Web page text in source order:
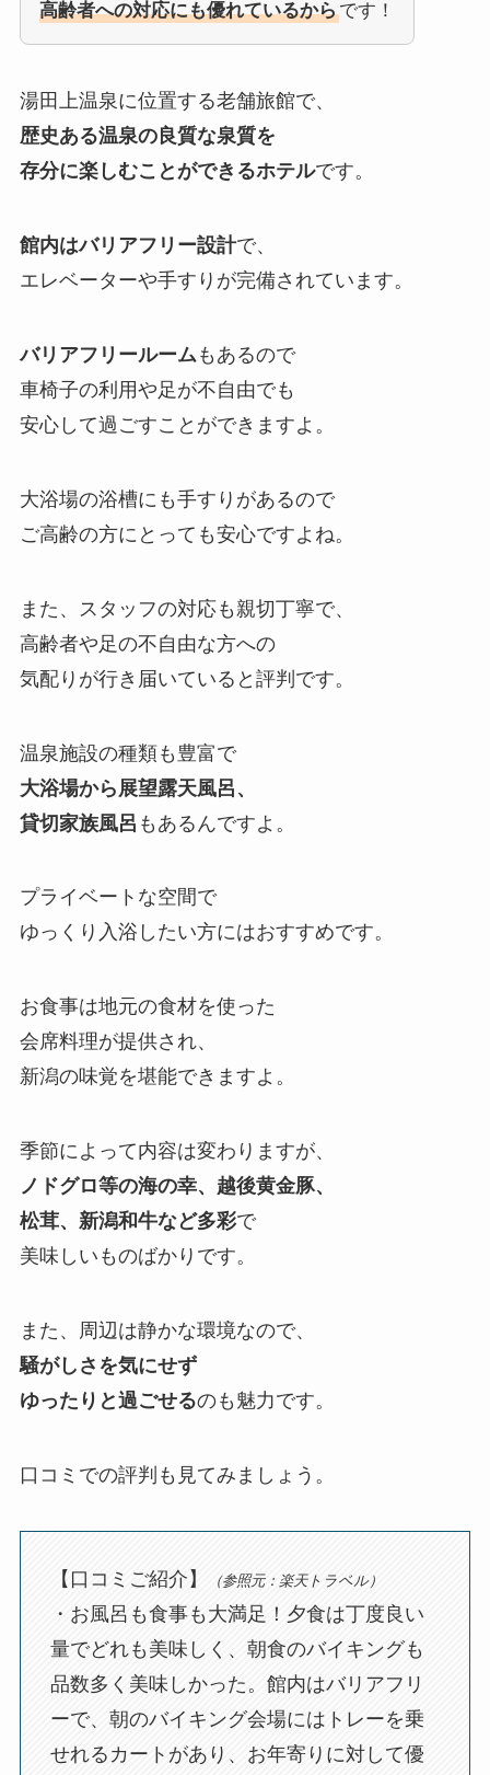
高齢者への対応にも優れているからです！
湯田上温泉に位置する老舗旅館で、
歴史ある温泉の良質な泉質を
存分に楽しむことができるホテルです。
館内はバリアフリー設計で、
エレベーターや手すりが完備されています。
バリアフリールームもあるので
車椅子の利用や足が不自由でも
安心して過ごすことができますよ。
大浴場の浴槽にも手すりがあるので
ご高齢の方にとっても安心ですよね。
また、スタッフの対応も親切丁寧で、
高齢者や足の不自由な方への
気配りが行き届いていると評判です。
温泉施設の種類も豊富で
大浴場から展望露天風呂、
貸切家族風呂 もあるんですよ。
プライベートな空間で
ゆっくり入浴したい方にはおすすめです。
お食事は地元の食材を使った
会席料理が提供され、
新潟の味覚を堪能できますよ。
季節によって内容は変わりますが、
ノドグロ等の海の幸、越後黄金豚、
松茸、新潟和牛など多彩で
美味しいものばかりです。
また、周辺は静かな環境なので、
騒がしさを気にせず
ゆったりと過ごせるのも魅力です。
口コミでの評判も見てみましょう。
【口コミご紹介】 （参照元：楽天トラベル）
・お風呂も食事も大満足！夕食は丁度良い
量でどれも美味しく、朝食のバイキングも
品数多く美味しかった。館内はバリアフリ
ーで、朝のバイキング会場にはトレーを乗
せれるカートがあり、お年寄りに対して優